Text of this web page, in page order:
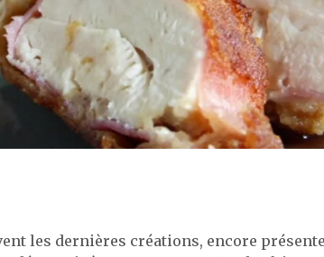
les dernières créations, encore